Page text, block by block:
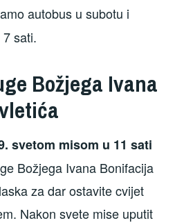
autobus u subotu i
sati.
Božjega Ivana
svetom misom u 11 sati
Božjega Ivana Bonifacija
za dar ostavite cvijet
Nakon svete mise uputit